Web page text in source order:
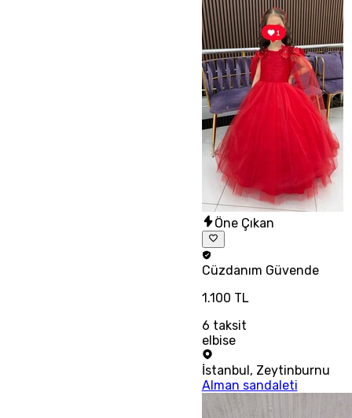
Öne Çıkan
Cüzdanım Güvende
1.100 TL
6 taksit
elbise
İstanbul, Zeytinburnu
Alman sandaleti